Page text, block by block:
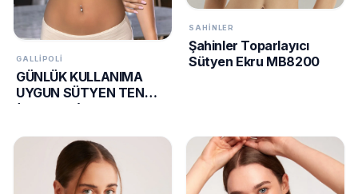
GALLIPOLI
GÜNLÜK KULLANIMA
UYGUN SÜTYEN TEN
(MGP1450)
SAHINLER
Şahinler Toparlayıcı
Sütyen Ekru MB8200